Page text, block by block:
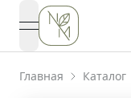
open navigation
Главная Каталог